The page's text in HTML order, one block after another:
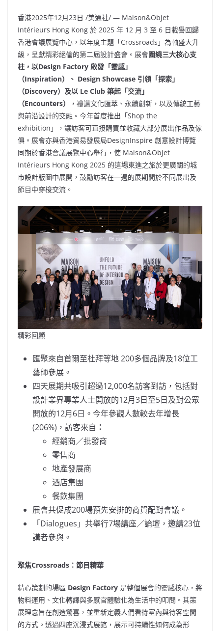
香港2025年12月23日 /美通社/ — Maison&Objet
Intérieurs Hong Kong 於 2025 年 12 月 3 至 6 日載譽回歸
香港會議展覽中心，以年度主題「Crossroads」為軸盛大升
級，呈獻精彩絕倫的第二屆設計盛會。展會圍繞三大核心支
柱，以Design Factory 啟發「靈感」
（Inspiration）、 Design Showcase 引領「探索」
（Discovery）及以 Le Club 築起「交流」
（Encounters）
，禮讚文化匯萃、永續創新，以及傳統工藝
與前沿設計的交融。今年首度推出「Shop the
exhibition」，讓訪客可直接購買並收藏大部分展出作品及傢
俱。展會亦與香港貿易發展局DesignInspire 創意設計博覽
同期於香港會議展覽中心舉行，使 Maison&Objet
Intérieurs Hong Kong 2025 的這場東進之旅於更廣闊的城
市設計版圖中展開，鼓勵訪客在一週的展期間於不同展出及
節目中穿梭交流。
精彩回顧
匯聚來自首爾至杜拜等地 200多個品牌及18位工
藝師參展。
四天展期共吸引超過12,000名訪客到訪，包括對
設計業界專業人士開放的12月3日至5日及對公眾
開放的12月6日。今年參觀人數較去年增長
(206%)，訪客來自 ：
經銷商／批發商
零售商
地產發展商
酒店集團
餐飲集團
展會共促成200場預先安排的商貿配對會議。
「Dialogues」共舉行7場講座／論壇，邀請23位
講者參與。
聚焦Crossroads ：節目精華
精心策劃的場區 Design Factory 是整個展會的靈感核心，將
物料運用、文化轉譯與多感官體驗化為生活中的叩問。其策
展理念旨在創造驚喜，並重新定義人們看待室內與待客空間
的方式。透過四座沉浸式展館，展示可持續性如何成為形